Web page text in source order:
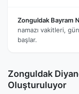
Zonguldak Bayram
namazı vakitleri,
başlar.
Zonguldak
Oluşturuluyor